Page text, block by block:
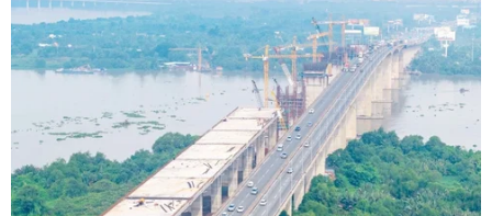
nền đối ngoại Việt Nam
05/08/2026 14:56
Foxconn đạt doanh thu cao kỷ lục
nhờ nhu cầu mạnh đối với AI
05/08/2026 13:41